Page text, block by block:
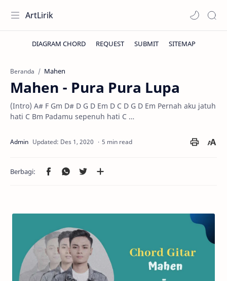
ArtLirik
Beranda Mahen
Mahen - Pura Pura Lupa
(Intro) A# F Gm D# D G D Em D C D G D Em Pernah aku jatuh
hati C Bm Padamu sepenuh hati C …
5 min read